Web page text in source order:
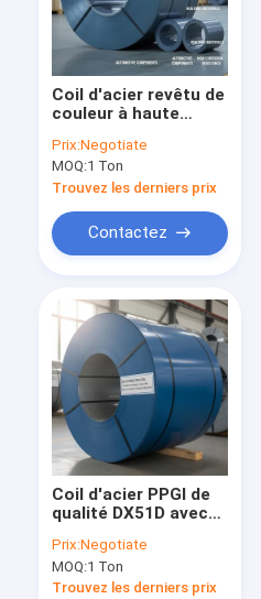
Coil d'acier revêtu de
couleur à haute
corrosion avec des
couleurs de peinture
personnalisables en
options laminées à
froid et laminées à
chaud
Prix:Negotiate
MOQ:1 Ton
Trouvez les derniers prix
Contactez
Coil d'acier PPGI de
qualité DX51D avec
tolérance
d'épaisseur ±0,01
mm pour les toits et
Prix:Negotiate
MOQ:1 Ton
Trouvez les derniers prix